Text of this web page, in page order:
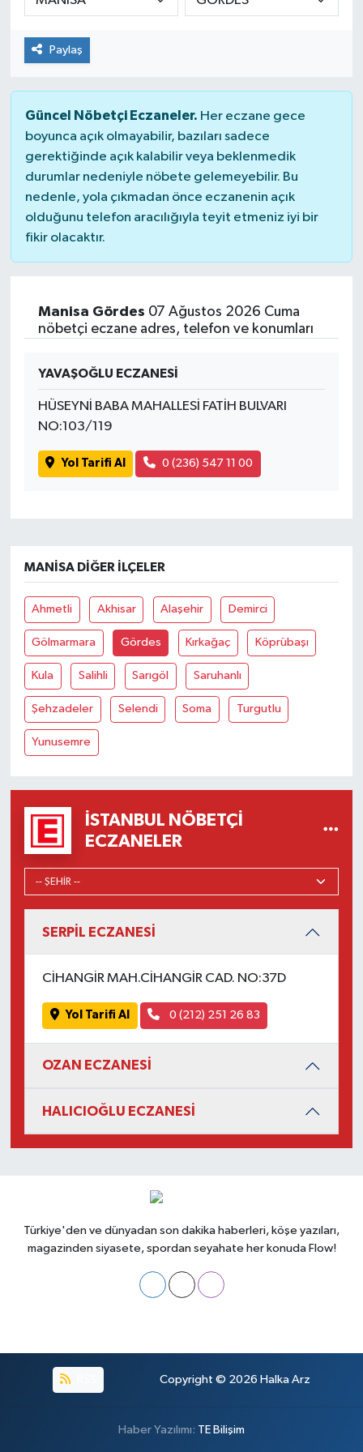
Paylaş
Güncel Nöbetçi Eczaneler. Her eczane gece
boyunca açık olmayabilir, bazıları sadece
gerektiğinde açık kalabilir veya beklenmedik
durumlar nedeniyle nöbete gelemeyebilir. Bu
nedenle, yola çıkmadan önce eczanenin açık
olduğunu telefon aracılığıyla teyit etmeniz iyi bir
fikir olacaktır.
Manisa Gördes 07 Ağustos 2026 Cuma
nöbetçi eczane adres, telefon ve konumları
YAVAŞOĞLU ECZANESİ
HÜSEYNİ BABA MAHALLESİ FATİH BULVARI
NO:103/119
Yol Tarifi Al 0 (236) 547 11 00
MANISA DIĞER İLÇELER
Ahmetli Akhisar Alaşehir Demirci
Gölmarmara Gördes Kırkağaç Köprübaşı
Kula Salihli Sarıgöl Saruhanlı
Şehzadeler Selendi Soma Turgutlu
Yunusemre
İSTANBUL NÖBETÇI
ECZANELER
SERPİL ECZANESİ
CİHANGİR MAH.CİHANGİR CAD. NO:37D
Yol Tarifi Al 0 (212) 251 26 83
OZAN ECZANESİ
HALICIOĞLU ECZANESİ
Türkiye'den ve dünyadan son dakika haberleri, köşe yazıları,
magazinden siyasete, spordan seyahate her konuda Flow!
Copyright © 2026 Halka Arz
Haber Yazılımı: TE Bilişim